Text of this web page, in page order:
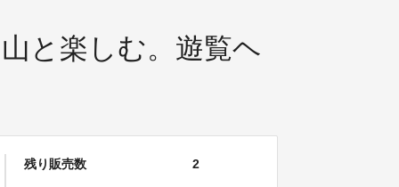
と楽しむ。遊覧ヘ
残り販売数 2